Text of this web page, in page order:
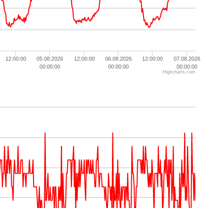
12:00:00
05.08.2026
00:00:00
12:00:00
06.08.2026
00:00:00
12:00:00
07.08.2026
00:00:00
Highcharts.com